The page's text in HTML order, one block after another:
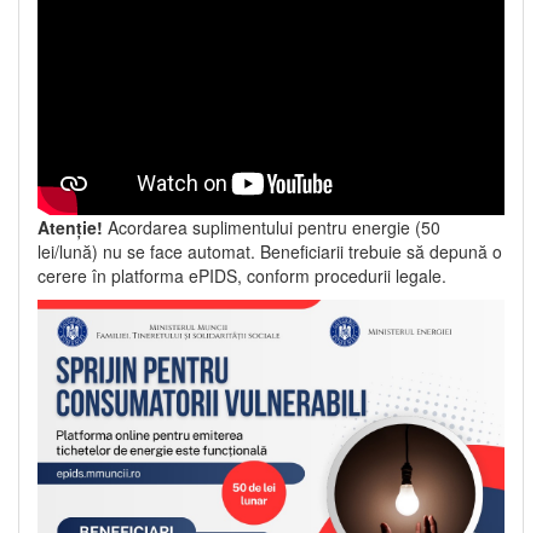
Atenție! Acordarea suplimentului pentru energie (50
lei/lună) nu se face automat. Beneficiarii trebuie să depună o
cerere în platforma ePIDS, conform procedurii legale.